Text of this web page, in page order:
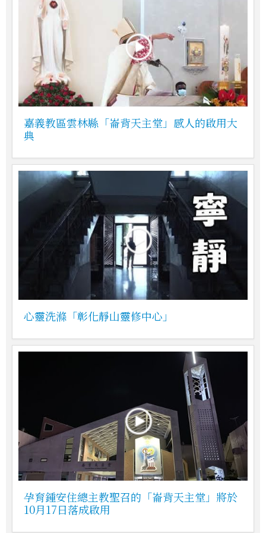
嘉義教區雲林縣「崙背天主堂」感人的啟用大
典
心靈洗滌「彰化靜山靈修中心」
孕育鍾安住總主教聖召的「崙背天主堂」將於
10月17日落成啟用